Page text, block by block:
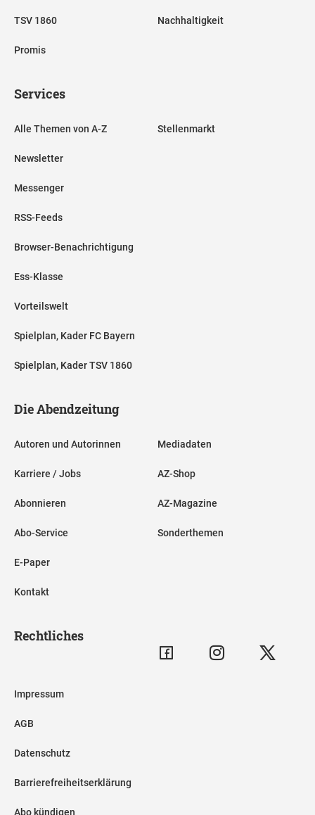
TSV 1860
Promis
Nachhaltigkeit
Services
Alle Themen von A-Z
Newsletter
Messenger
RSS-Feeds
Browser-Benachrichtigung
Ess-Klasse
Vorteilswelt
Spielplan, Kader FC Bayern
Spielplan, Kader TSV 1860
Stellenmarkt
Die Abendzeitung
Autoren und Autorinnen
Karriere / Jobs
Abonnieren
Abo-Service
E-Paper
Kontakt
Mediadaten
AZ-Shop
AZ-Magazine
Sonderthemen
Rechtliches
Impressum
AGB
Datenschutz
Barrierefreiheitserklärung
Abo kündigen